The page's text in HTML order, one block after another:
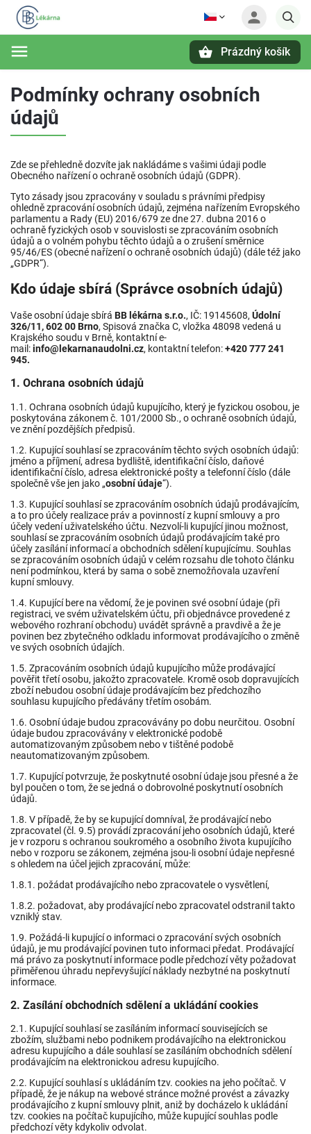
Prázdný košík
Podmínky ochrany osobních
údajů
Zde se přehledně dozvíte jak nakládáme s vašimi údaji podle
Obecného nařízení o ochraně osobních údajů (GDPR).
Tyto zásady jsou zpracovány v souladu s právními předpisy
ohledně zpracování osobních údajů, zejména nařízením Evropského
parlamentu a Rady (EU) 2016/679 ze dne 27. dubna 2016 o
ochraně fyzických osob v souvislosti se zpracováním osobních
údajů a o volném pohybu těchto údajů a o zrušení směrnice
95/46/ES (obecné nařízení o ochraně osobních údajů) (dále též jako
„GDPR“).
Kdo údaje sbírá (Správce osobních údajů)
Vaše osobní údaje sbírá BB lékárna s.r.o., IČ: 19145608, Údolní
326/11, 602 00 Brno, Spisová značka C, vložka 48098 vedená u
Krajského soudu v Brně, kontaktní e-
mail:info@lekarnanaudolni.cz, kontaktní telefon:+420 777 241
945.
1. Ochrana osobních údajů
1.1. Ochrana osobních údajů kupujícího, který je fyzickou osobou, je
poskytována zákonem č. 101/2000 Sb., o ochraně osobních údajů,
ve znění pozdějších předpisů.
1.2. Kupující souhlasí se zpracováním těchto svých osobních údajů:
jméno a příjmení, adresa bydliště, identifikační číslo, daňové
identifikační číslo, adresa elektronické pošty a telefonní číslo (dále
společně vše jen jako „osobní údaje“).
1.3. Kupující souhlasí se zpracováním osobních údajů prodávajícím,
a to pro účely realizace práv a povinností z kupní smlouvy a pro
účely vedení uživatelského účtu. Nezvolí-li kupující jinou možnost,
souhlasí se zpracováním osobních údajů prodávajícím také pro
účely zasílání informací a obchodních sdělení kupujícímu. Souhlas
se zpracováním osobních údajů v celém rozsahu dle tohoto článku
není podmínkou, která by sama o sobě znemožňovala uzavření
kupní smlouvy.
1.4. Kupující bere na vědomí, že je povinen své osobní údaje (při
registraci, ve svém uživatelském účtu, při objednávce provedené z
webového rozhraní obchodu) uvádět správně a pravdivě a že je
povinen bez zbytečného odkladu informovat prodávajícího o změně
ve svých osobních údajích.
1.5. Zpracováním osobních údajů kupujícího může prodávající
pověřit třetí osobu, jakožto zpracovatele. Kromě osob dopravujících
zboží nebudou osobní údaje prodávajícím bez předchozího
souhlasu kupujícího předávány třetím osobám.
1.6. Osobní údaje budou zpracovávány po dobu neurčitou. Osobní
údaje budou zpracovávány v elektronické podobě
automatizovaným způsobem nebo v tištěné podobě
neautomatizovaným způsobem.
1.7. Kupující potvrzuje, že poskytnuté osobní údaje jsou přesné a že
byl poučen o tom, že se jedná o dobrovolné poskytnutí osobních
údajů.
1.8. V případě, že by se kupující domníval, že prodávající nebo
zpracovatel (čl. 9.5) provádí zpracování jeho osobních údajů, které
je v rozporu s ochranou soukromého a osobního života kupujícího
nebo v rozporu se zákonem, zejména jsou-li osobní údaje nepřesné
s ohledem na účel jejich zpracování, může:
1.8.1. požádat prodávajícího nebo zpracovatele o vysvětlení,
1.8.2. požadovat, aby prodávající nebo zpracovatel odstranil takto
vzniklý stav.
1.9. Požádá-li kupující o informaci o zpracování svých osobních
údajů, je mu prodávající povinen tuto informaci předat. Prodávající
má právo za poskytnutí informace podle předchozí věty požadovat
přiměřenou úhradu nepřevyšující náklady nezbytné na poskytnutí
informace.
2. Zasílání obchodních sdělení a ukládání cookies
2.1. Kupující souhlasí se zasíláním informací souvisejících se
zbožím, službami nebo podnikem prodávajícího na elektronickou
adresu kupujícího a dále souhlasí se zasíláním obchodních sdělení
prodávajícím na elektronickou adresu kupujícího.
2.2. Kupující souhlasí s ukládáním tzv. cookies na jeho počítač. V
případě, že je nákup na webové stránce možné provést a závazky
prodávajícího z kupní smlouvy plnit, aniž by docházelo k ukládání
tzv. cookies na počítač kupujícího, může kupující souhlas podle
předchozí věty kdykoliv odvolat.